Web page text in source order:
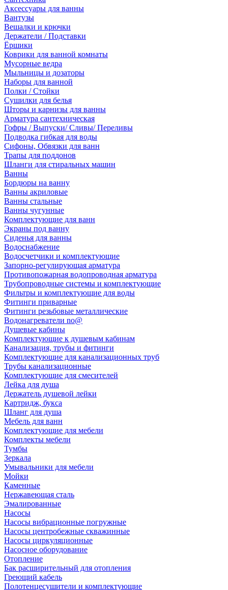
Аксессуары для ванны
Вантузы
Вешалки и крючки
Держатели / Подставки
Ёршики
Коврики для ванной комнаты
Мусорные ведра
Мыльницы и дозаторы
Наборы для ванной
Полки / Стойки
Сушилки для белья
Шторы и карнизы для ванны
Арматура сантехническая
Гофры / Выпуски/ Сливы/ Переливы
Подводка гибкая для воды
Сифоны, Обвязки для ванн
Трапы для поддонов
Шланги для стиральных машин
Ванны
Бордюры на ванну
Ванны акриловые
Ванны стальные
Ванны чугунные
Комплектующие для ванн
Экраны под ванну
Сиденья для ванны
Водоснабжение
Водосчетчики и комплектующие
Запорно-регулирующая арматура
Противопожарная водопроводная арматура
Трубопроводные системы и комплектующие
Фильтры и комплектующие для воды
Фитинги приварные
Фитинги резьбовые металлические
Водонагреватели no@
Душевые кабины
Комплектующие к душевым кабинам
Канализация, трубы и фитинги
Комплектующие для канализационных труб
Трубы канализационные
Комплектующие для смесителей
Лейка для душа
Держатель душевой лейки
Картридж, букса
Шланг для душа
Мебель для ванн
Комплектующие для мебели
Комплекты мебели
Тумбы
Зеркала
Умывальники для мебели
Мойки
Каменные
Нержавеющая сталь
Эмалированные
Насосы
Насосы вибрационные погружные
Насосы центробежные скважинные
Насосы циркуляционные
Насосное оборудование
Отопление
Бак расширительный для отопления
Греющий кабель
Полотенцесушители и комплектующие